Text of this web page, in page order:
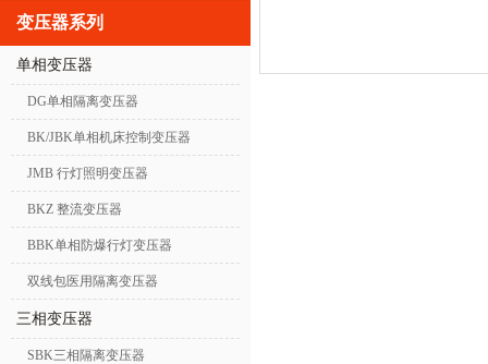
变压器系列
单相变压器
DG单相隔离变压器
BK/JBK单相机床控制变压器
JMB 行灯照明变压器
BKZ 整流变压器
BBK单相防爆行灯变压器
双线包医用隔离变压器
三相变压器
SBK三相隔离变压器